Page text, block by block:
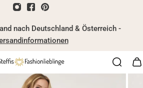
nach Deutschland & Österreich -